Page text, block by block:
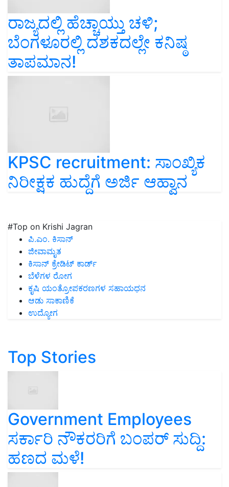
ರಾಜ್ಯದಲ್ಲಿ ಹೆಚ್ಚಾಯ್ತು ಚಳಿ;
ಬೆಂಗಳೂರಲ್ಲಿ ದಶಕದಲ್ಲೇ ಕನಿಷ್ಠ
ತಾಪಮಾನ!
KPSC recruitment: ಸಾಂಖ್ಯಿಕ
ನಿರೀಕ್ಷಕ ಹುದ್ದೆಗೆ ಅರ್ಜಿ ಆಹ್ವಾನ
ಪಿ.ಎಂ. ಕಿಸಾನ್
ಜೀವಾಮೃತ
ಕಿಸಾನ್ ಕ್ರೇಡಿಟ್ ಕಾರ್ಡ್
ಬೆಳೆಗಳ ರೋಗ
ಕೃಷಿ ಯಂತ್ರೋಪಕರಣಗಳ ಸಹಾಯಧನ
ಆಡು ಸಾಕಾಣಿಕೆ
ಉದ್ಯೋಗ
Top Stories
Government Employees
ಸರ್ಕಾರಿ ನೌಕರರಿಗೆ ಬಂಪರ್‌ ಸುದ್ದಿ:
ಹಣದ ಮಳೆ!